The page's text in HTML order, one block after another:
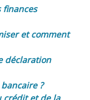
finances
et comment
déclaration
?